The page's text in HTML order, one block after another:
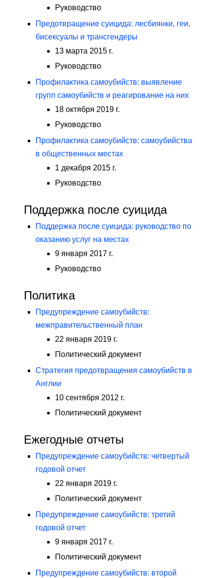
Руководство
Предотвращение суицида: лесбиянки, геи,
бисексуалы и трансгендеры
13 марта 2015 г.
Руководство
Профилактика самоубийств: выявление
групп самоубийств и реагирование на них
18 октября 2019 г.
Руководство
Профилактика самоубийств: самоубийства
в общественных местах
1 декабря 2015 г.
Руководство
Поддержка после суицида
Поддержка после суицида: руководство по
оказанию услуг на местах
9 января 2017 г.
Руководство
Политика
Предупреждение самоубийств:
межправительственный план
22 января 2019 г.
Политический документ
Стратегия предотвращения самоубийств в
Англии
10 сентября 2012 г.
Политический документ
Ежегодные отчеты
Предупреждение самоубийств: четвертый
годовой отчет
22 января 2019 г.
Политический документ
Предупреждение самоубийств: третий
годовой отчет
9 января 2017 г.
Политический документ
Предупреждение самоубийств: второй